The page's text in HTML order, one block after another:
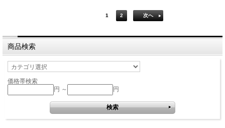
1 2 次へ
商品検索
価格帯検索
円 ～
円